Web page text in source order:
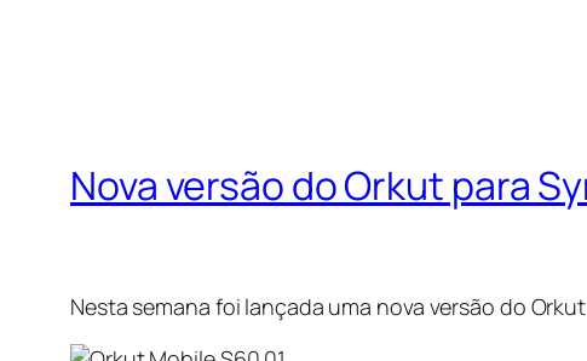
Nova versão do Orkut para
Nesta semana foi lançada uma nova versão do